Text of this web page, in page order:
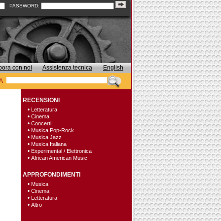
PASSWORD:
con noi Assistenza tecnica
English
RECENSIONI
• Letteratura
• Cinema
• Concerti
• Musica Pop-Rock
• Musica Jazz
• Musica Italiana
• Experimental / Elettronica
• African American Music
APPROFONDIMENTI
• Musica
• Cinema
• Letteratura
• Altro